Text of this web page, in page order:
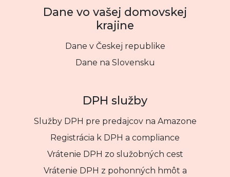
Dane vo vašej domovskej
krajine
Dane v Českej republike
Dane na Slovensku
DPH služby
Služby DPH pre predajcov na Amazone
Registrácia k DPH a compliance
Vrátenie DPH zo služobných cest
Vrátenie DPH z pohonných hmôt a